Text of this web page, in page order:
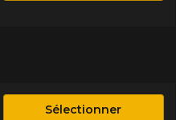
Sélectionner
une possibilité
vous devez vérifier